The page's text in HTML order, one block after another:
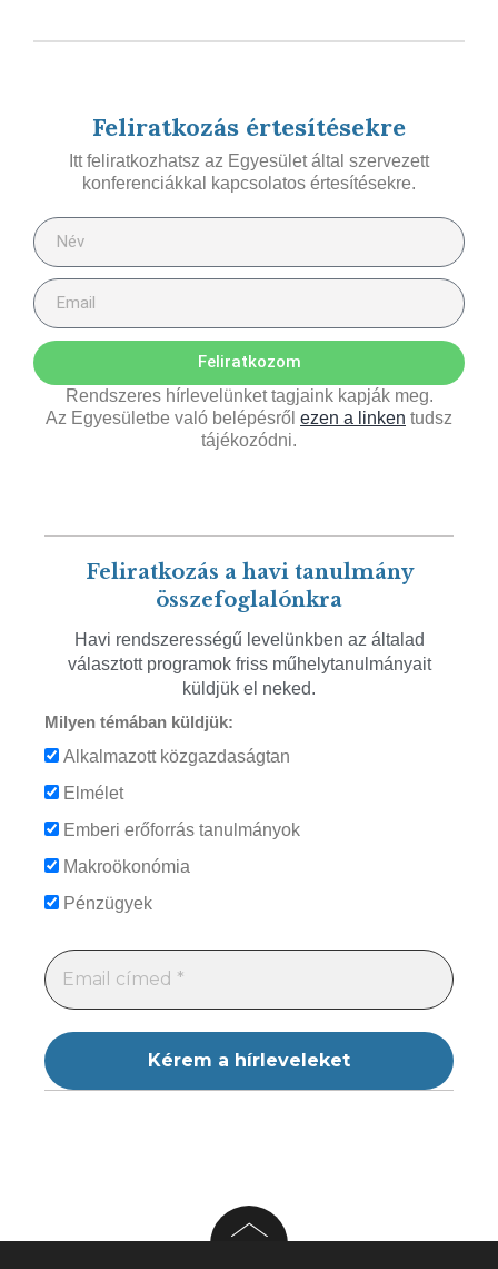
Feliratkozás értesítésekre
Itt feliratkozhatsz az Egyesület által szervezett
konferenciákkal kapcsolatos értesítésekre.
Feliratkozom
Rendszeres hírlevelünket tagjaink kapják meg.
Az Egyesületbe való belépésről ezen a linken tudsz
tájékozódni.
Feliratkozás a havi tanulmány
összefoglalónkra
Havi rendszerességű levelünkben az általad
választott programok friss műhelytanulmányait
küldjük el neked.
Milyen témában küldjük:
Alkalmazott közgazdaságtan
Elmélet
Emberi erőforrás tanulmányok
Makroökonómia
Pénzügyek